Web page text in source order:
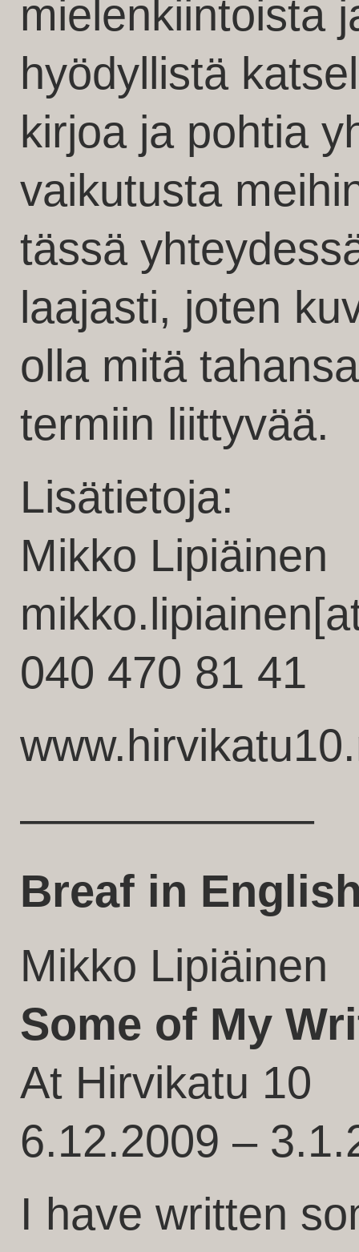
mielenkiintoista
hyödyllistä
kirjoa ja pohtia
vaikutusta
tässä
laajasti, joten
olla mitä
termiin liittyvää.
Lisätietoja:
Mikko Lipiäinen
040 470 81 41
——————–
Breaf in
Mikko Lipiäinen
Some of My
At Hirvikatu 10
6.12.2009 –
I have written